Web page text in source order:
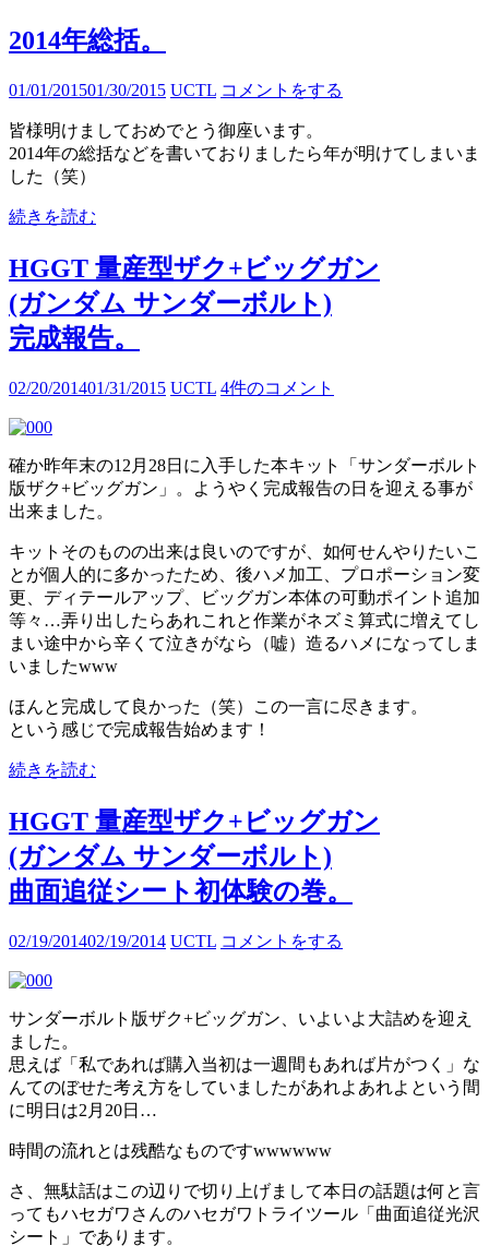
2014年総括。
01/01/201501/30/2015 UCTL コメントをする
皆様明けましておめでとう御座います。
2014年の総括などを書いておりましたら年が明けてしまいま
した（笑）
続きを読む
HGGT 量産型ザク+ビッグガン
(ガンダム サンダーボルト)
完成報告。
02/20/201401/31/2015 UCTL 4件のコメント
確か昨年末の12月28日に入手した本キット「サンダーボルト
版ザク+ビッグガン」。ようやく完成報告の日を迎える事が
出来ました。
キットそのものの出来は良いのですが、如何せんやりたいこ
とが個人的に多かったため、後ハメ加工、プロポーション変
更、ディテールアップ、ビッグガン本体の可動ポイント追加
等々…弄り出したらあれこれと作業がネズミ算式に増えてし
まい途中から辛くて泣きがなら（嘘）造るハメになってしま
いましたwww
ほんと完成して良かった（笑）この一言に尽きます。
という感じで完成報告始めます！
続きを読む
HGGT 量産型ザク+ビッグガン
(ガンダム サンダーボルト)
曲面追従シート初体験の巻。
02/19/201402/19/2014 UCTL コメントをする
サンダーボルト版ザク+ビッグガン、いよいよ大詰めを迎え
ました。
思えば「私であれば購入当初は一週間もあれば片がつく」な
んてのぼせた考え方をしていましたがあれよあれよという間
に明日は2月20日…
時間の流れとは残酷なものですwwwwww
さ、無駄話はこの辺りで切り上げまして本日の話題は何と言
ってもハセガワさんのハセガワトライツール「曲面追従光沢
シート」であります。